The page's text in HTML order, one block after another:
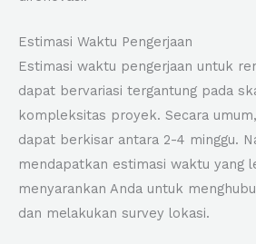
Estimasi Waktu Pengerjaan
Estimasi waktu pengerjaan untuk
dapat bervariasi tergantung pada
kompleksitas proyek. Secara
dapat berkisar antara 2-4 minggu.
mendapatkan estimasi waktu yang
menyarankan Anda untuk
dan melakukan survey lokasi.